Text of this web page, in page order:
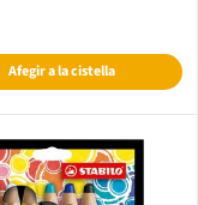
Afegir a la cistella